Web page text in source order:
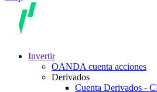
Invertir
OANDA cuenta acciones
Derivados
Cuenta Derivados -